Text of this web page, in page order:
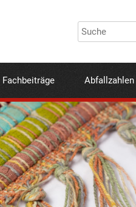
Fachbeiträge Abfallzahlen